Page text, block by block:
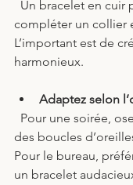
compléter un collier
L’important est de
harmonieux.
Adaptez selon
des boucles
Pour le bureau,
un bracelet